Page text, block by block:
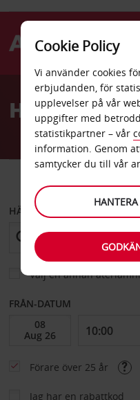
AvisHyra bil i
BIL
HÄMTA FRÅN
Välj en annan
FRÅN-DATUM
Förare över 25 år
Jag har en rabattkod
Cookie Policy
Vi använder cookies
erbjudanden, för
upplevelser på vår
uppgifter med
statistikpartner – vår
information. Genom
samtycker du till vår